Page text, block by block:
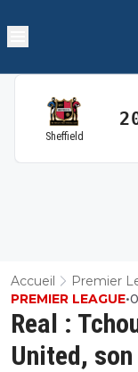
Sheffield
Accueil Premier
Real :
United,
PREMIER LEAGUE•